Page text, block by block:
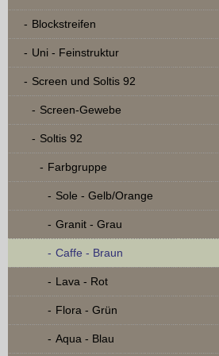
Blockstreifen
Uni - Feinstruktur
Screen und Soltis 92
Screen-Gewebe
Soltis 92
Farbgruppe
Sole - Gelb/Orange
Granit - Grau
Caffe - Braun
Lava - Rot
Flora - Grün
Aqua - Blau